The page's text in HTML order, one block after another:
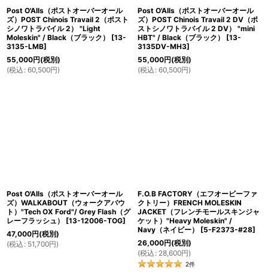
Post O'Alls（ポストオーバーオール
ズ）POST Chinois Travail 2（ポスト
シノワトラバイル 2） "Light
Moleskin" / Black（ブラック）
[13-
3135-LMB]
55,000円(税別)
(税込 : 60,500円)
Post O'Alls（ポストオーバーオール
ズ）POST Chinois Travail 2 DV（ポ
ストシノワトラバイル 2 DV） "mini
HBT" / Black（ブラック）
[13-
3135DV-MH3]
55,000円(税別)
(税込 : 60,500円)
Post O'Alls（ポストオーバーオール
ズ）WALKABOUT（ウォークアバウ
ト）"Tech OX Ford"/ Grey Flash（グ
レーフラッシュ）
[13-12006-TOG]
47,000円(税別)
(税込 : 51,700円)
F.O.B FACTORY（エフオービーファ
クトリー）FRENCH MOLESKIN
JACKET（フレンチモールスキンジャ
ケット）"Heavy Moleskin" /
Navy（ネイビー）
[5-F2373-#28]
26,000円(税別)
(税込 : 28,600円)
2件